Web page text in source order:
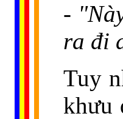
-
ra đi
Tuy
khưu